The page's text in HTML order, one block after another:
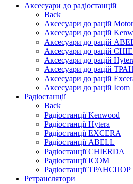
Аксесуари до радіостанцій
Back
Аксесуари до рацій
Аксесуари до рацій
Аксесуари до рацій
Аксесуари до рацій
Аксесуари до рацій
Аксесуари до рацій
Аксесуари до рацій
Аксесуари до рацій Icom
Радіостанції
Back
Радіостанції Kenwood
Радіостанції Hytera
Радіостанції EXCERA
Радіостанції ABELL
Радіостанції CHIERDA
Радіостанції ICOM
Радіостанції
Ретранслятори